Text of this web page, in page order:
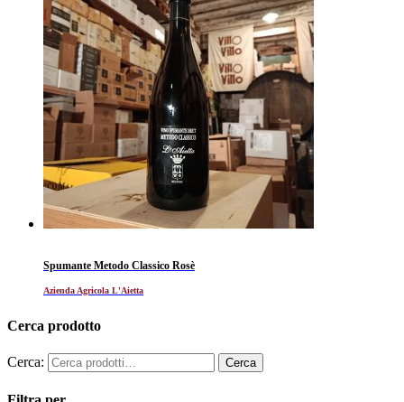
Spumante Metodo Classico Rosè
Azienda Agricola L'Aietta
Cerca prodotto
Cerca: